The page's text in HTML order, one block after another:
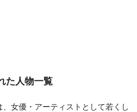
た人物一覧
女優・アーティストとして若くし